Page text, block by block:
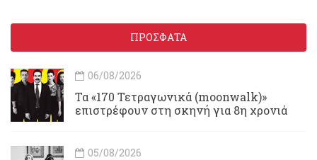
ΠΡΟΣΦΑΤΑ
06/08/2026
Τα «170 Τετραγωνικά (moonwalk)»
επιστρέφουν στη σκηνή για 8η χρονιά
05/08/2026